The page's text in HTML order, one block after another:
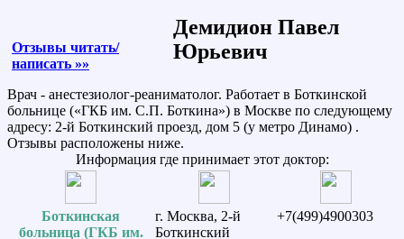
Отзывы читать/
написать »»
Демидион Павел
Юрьевич
Врач - анестезиолог-реаниматолог. Работает в Боткинской
больнице («ГКБ им. С.П. Боткина») в Москве по следующему
адресу: 2-й Боткинский проезд, дом 5 (у метро Динамо) .
Отзывы расположены ниже.
Информация где принимает этот доктор:
Боткинская
больница (ГКБ им.
г. Москва, 2-й
Боткинский
+7(499)4900303